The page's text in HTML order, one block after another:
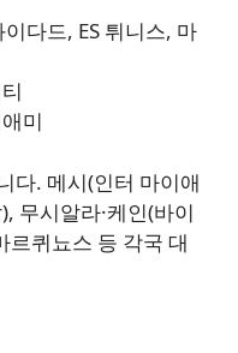
다드, ES 튀니스, 마
미
다. 메시(인터 마이애
무시알라·케인(바이
르퀴뇨스 등 각국 대